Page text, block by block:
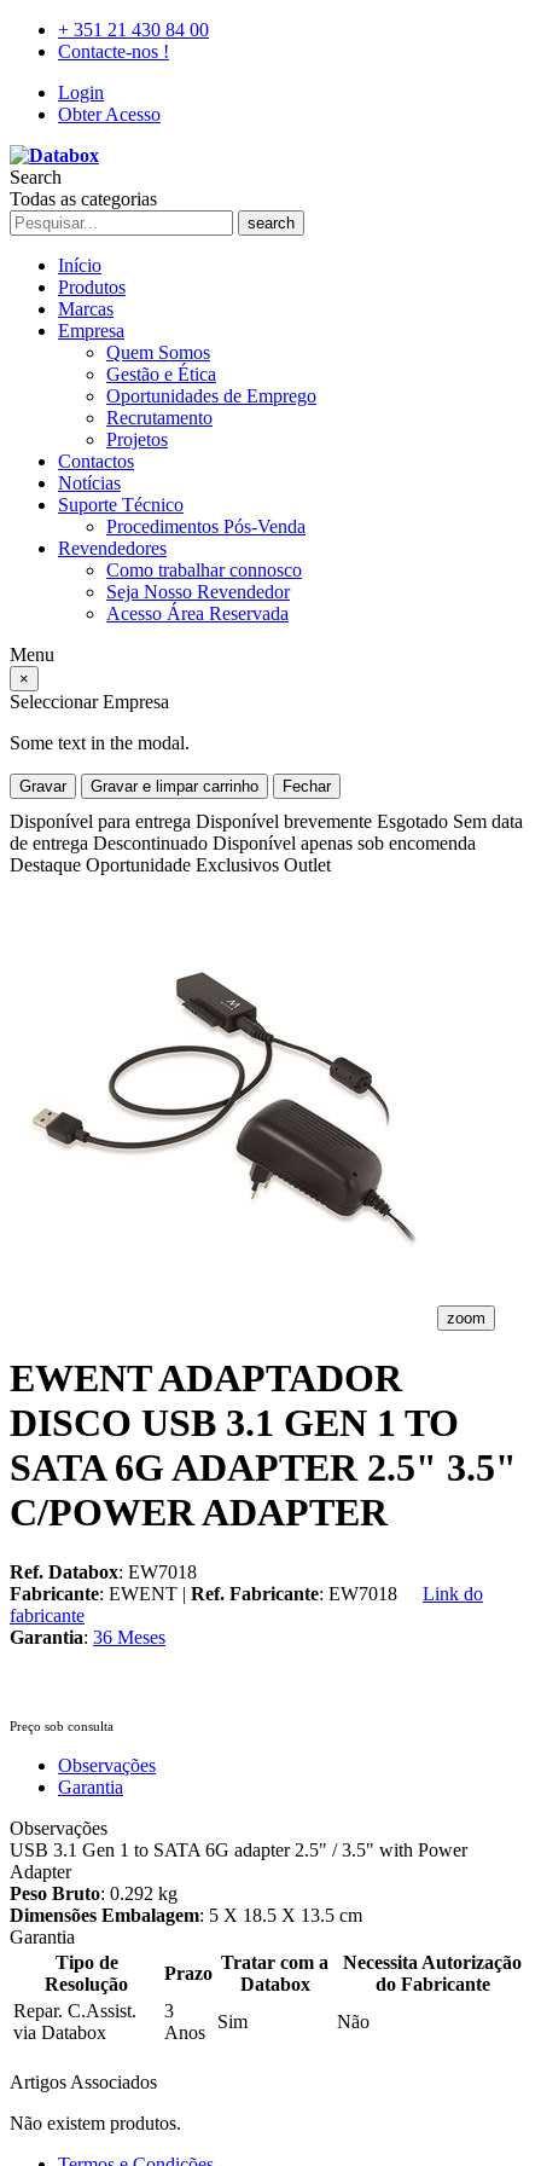
+ 351 21 430 84 00
Contacte-nos !
Login
Obter Acesso
Search
Todas as categorias
search
Início
Produtos
Marcas
Empresa
Quem Somos
Gestão e Ética
Oportunidades de Emprego
Recrutamento
Projetos
Contactos
Notícias
Suporte Técnico
Procedimentos Pós-Venda
Revendedores
Como trabalhar connosco
Seja Nosso Revendedor
Acesso Área Reservada
Menu
×
Seleccionar Empresa
Some text in the modal.
Gravar Gravar e limpar carrinho Fechar
Disponível para entrega Disponível brevemente Esgotado Sem data
de entrega Descontinuado Disponível apenas sob encomenda
Destaque Oportunidade Exclusivos Outlet
zoom
EWENT ADAPTADOR
DISCO USB 3.1 GEN 1 TO
SATA 6G ADAPTER 2.5" 3.5"
C/POWER ADAPTER
Ref. Databox: EW7018
Fabricante: EWENT | Ref. Fabricante: EW7018
Link do
fabricante
Garantia: 36 Meses
Preço sob consulta
Observações
Garantia
Observações
USB 3.1 Gen 1 to SATA 6G adapter 2.5" / 3.5" with Power
Adapter
Peso Bruto: 0.292 kg
Dimensões Embalagem: 5 X 18.5 X 13.5 cm
Garantia
Tipo de
Resolução
Prazo
Tratar com a
Databox
Necessita Autorização
do Fabricante
Repar. C.Assist.
via Databox
3
Anos
Sim Não
Artigos Associados
Não existem produtos.